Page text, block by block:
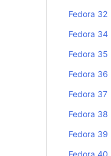
Fedora 32
Fedora 34
Fedora 35
Fedora 36
Fedora 37
Fedora 38
Fedora 39